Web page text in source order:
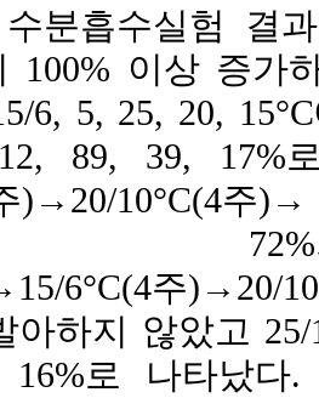
분흡수실험 결
100% 이상 증가
6, 5, 25, 20,
89, 39, 17%
주)→20/10°C(4주
까지
6°C(4주)→20/
아하지 않았고
16%로 나타났다